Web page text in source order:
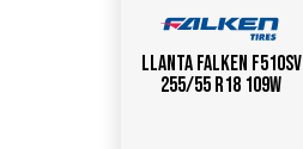
Llanta FALKEN F510SV
255/55 R18 109W